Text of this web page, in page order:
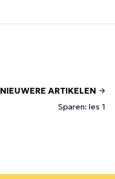
NIEUWERE ARTIKELEN
Sparen: les 1